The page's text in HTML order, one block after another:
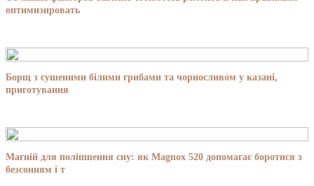
оптимизировать
Борщ з сушеними білими грибами та чорносливом у казані,
приготування
Магній для поліпшення сну: як Magnox 520 допомагає боротися з
безсонням і т